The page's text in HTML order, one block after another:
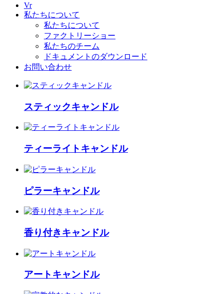
Vr
私たちについて
私たちについて
ファクトリーショー
私たちのチーム
ドキュメントのダウンロード
お問い合わせ
スティックキャンドル
ティーライトキャンドル
ピラーキャンドル
香り付きキャンドル
アートキャンドル